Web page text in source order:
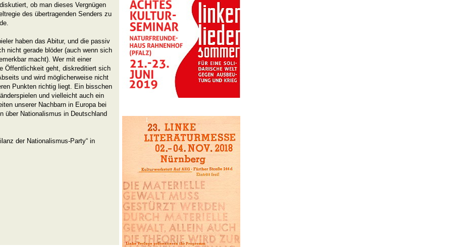
ob man dieses Vergnügen
des übertragenden Senders zu
haben das Abitur, und die passiv
nicht gerade blöder (auch wenn sich
macht). Wer mit einer
Öffentlichkeit geht, diskreditiert sich
und wird möglicherweise nicht
Punkten richtig liegt. Ein bisschen
und vielleicht auch ein
unserer Nachbarn in Europa bei
über Nationalismus in Deutschland
der Nationalismus-Party“ in